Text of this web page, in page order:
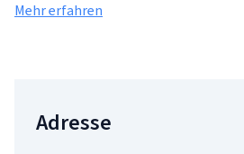
Mehr erfahren
Adresse